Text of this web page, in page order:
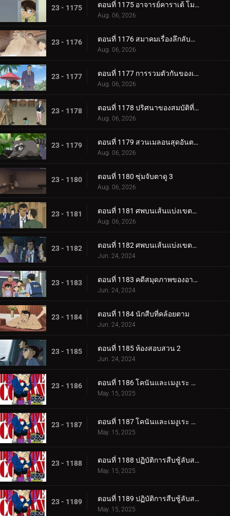
23 - 1175 ตอนที่ 1175 อาจารย์คาราเต้ โมริ รัน
Aug. 06, 2026
23 - 1176 ตอนที่ 1176 สมาคมเรื่องลึกลับของเหล่าหญิงสาว 2
Aug. 06, 2026
23 - 1177 ตอนที่ 1177 การรวมตัวกันของเพื่อนร่วมชั้น 4 คน
Aug. 06, 2026
23 - 1178 ตอนที่ 1178 ปริศนาของสมบัติที่ถูกขโมยไป
Aug. 06, 2026
23 - 1179 ตอนที่ 1179 สวนเมลอนสุดอันตราย
Aug. 06, 2026
23 - 1180 ตอนที่ 1180 ซุ่มจับตาดู 3
Aug. 06, 2026
23 - 1181 ตอนที่ 1181 ศพบนเส้นแบ่งเขตกุนมะกับนางาโนะ (ตอนแรก)
Aug. 06, 2026
23 - 1182 ตอนที่ 1182 ศพบนเส้นแบ่งเขตกุนมะกับนางาโนะ (ตอนจบ)
Jun. 24, 2024
23 - 1183 ตอนที่ 1183 คดีสมุดภาพของอายูมิ 4
Jun. 24, 2024
23 - 1184 ตอนที่ 1184 นักสืบที่คล้อยตาม
Jun. 24, 2024
23 - 1185 ตอนที่ 1185 ห้องสอบสวน 2
Jun. 24, 2024
23 - 1186 ตอนที่ 1186 โคนันและเมงูเระ กับตัวประกัน 2 คน (ตอนแรก)
May. 15, 2025
23 - 1187 ตอนที่ 1187 โคนันและเมงูเระ กับตัวประกัน 2 คน (ตอนจบ)
May. 15, 2025
23 - 1188 ตอนที่ 1188 ปฏิบัติการสืบชู้ลับสลับ 3 คู่ (ตอนแรก)
May. 15, 2025
23 - 1189 ตอนที่ 1189 ปฏิบัติการสืบชู้ลับสลับ 3 คู่ (ตอนจบ)
May. 15, 2025